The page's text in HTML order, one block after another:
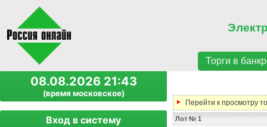
Торги в
08.08.2026 21:43
(время московское)
Вход в систему
Перейти к просмотру
Лот № 1